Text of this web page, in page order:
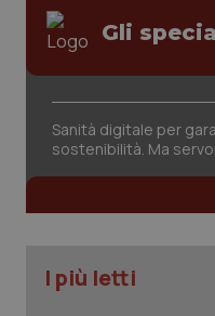
Gli
Sanità digitale per
sostenibilità. Ma
I più lettitracking-sites-
tracking-enable